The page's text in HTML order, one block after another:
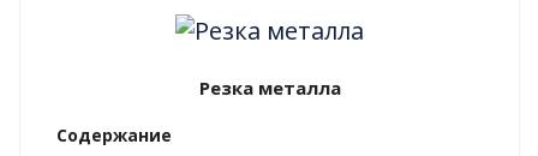
Резка металла
Содержание